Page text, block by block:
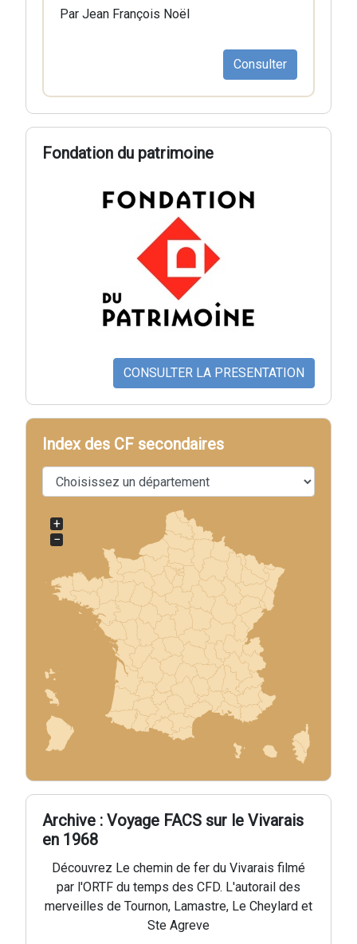
Par Jean François Noël
Consulter
Fondation du patrimoine
CONSULTER LA PRESENTATION
Index des CF secondaires
+
−
Archive : Voyage FACS sur le Vivarais
en 1968
Découvrez Le chemin de fer du Vivarais filmé
par l'ORTF du temps des CFD. L'autorail des
merveilles de Tournon, Lamastre, Le Cheylard et
Ste Agreve